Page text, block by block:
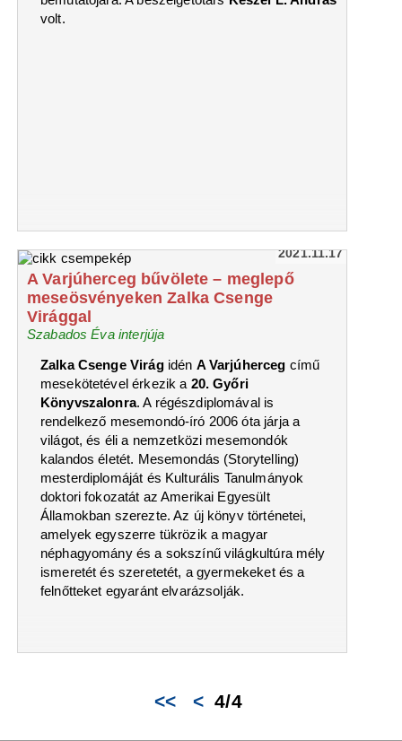
volt.
2021.11.17
A Varjúherceg bűvölete – meglepő
meseösvényeken Zalka Csenge
Virággal
Szabados Éva interjúja
Zalka Csenge Virágidén A Varjúherceg című
mesekötetével érkezik a 20. Győri
Könyvszalonra. A régészdiplomával is
rendelkező mesemondó-író 2006 óta járja a
világot, és éli a nemzetközi mesemondók
kalandos életét. Mesemondás (Storytelling)
mesterdiplomáját és Kulturális Tanulmányok
doktori fokozatát az Amerikai Egyesült
Államokban szerezte. Az új könyv történetei,
amelyek egyszerre tükrözik a magyar
néphagyomány és a sokszínű világkultúra mély
ismeretét és szeretetét, a gyermekeket és a
felnőtteket egyaránt elvarázsolják.
<< < 4/4